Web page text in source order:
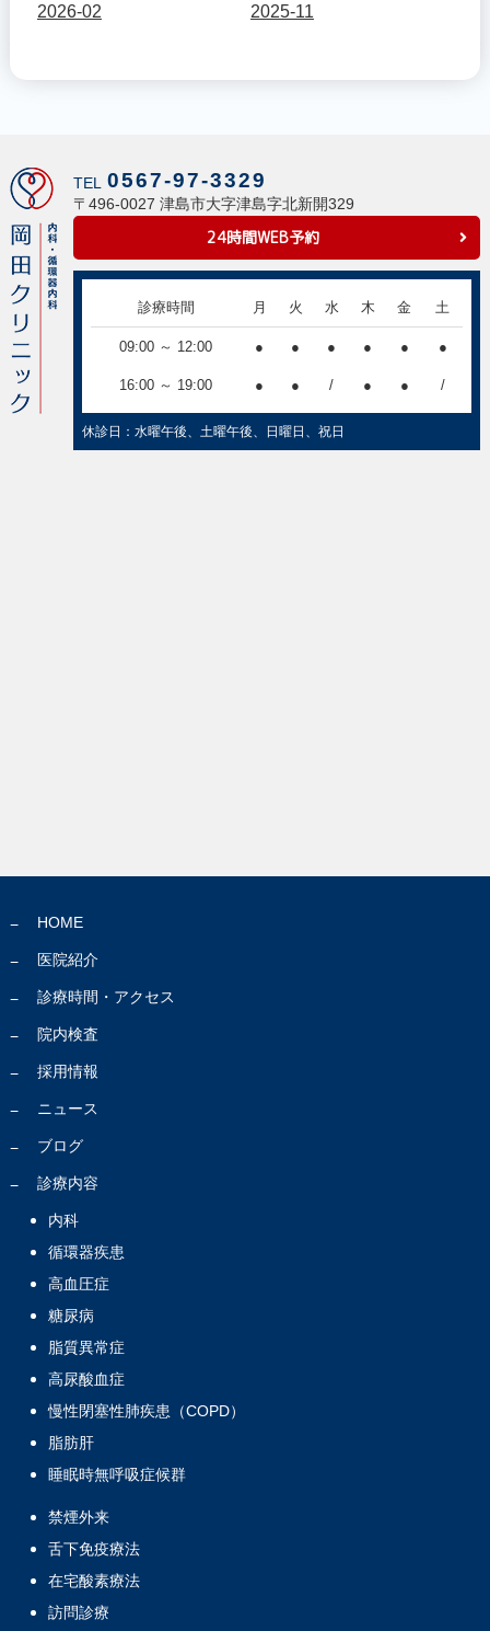
2026-02
2025-11
TEL 0567-97-3329
〒496-0027 津島市大字津島字北新開329
24時間WEB予約
診療時間 月 火 水 木 金 土
09:00 ～ 12:00 ● ● ● ● ● ●
16:00 ～ 19:00 ● ● / ● ● /
休診日：水曜午後、土曜午後、日曜日、祝日
HOME
医院紹介
診療時間・アクセス
院内検査
採用情報
ニュース
ブログ
診療内容
内科
循環器疾患
高血圧症
糖尿病
脂質異常症
高尿酸血症
慢性閉塞性肺疾患（COPD）
脂肪肝
睡眠時無呼吸症候群
禁煙外来
舌下免疫療法
在宅酸素療法
訪問診療